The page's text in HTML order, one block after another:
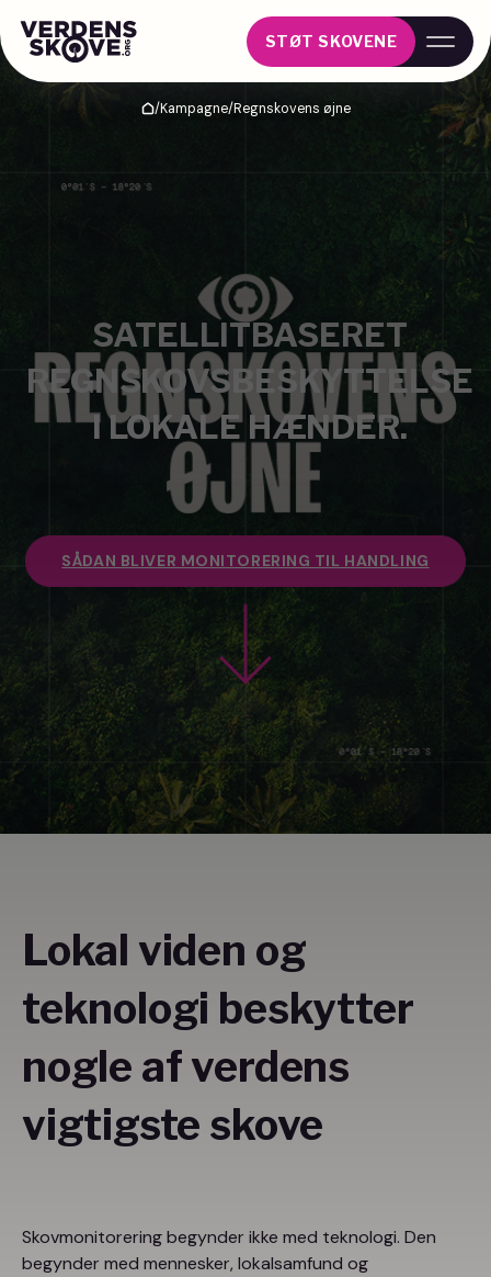
STØT SKOVENE
Hjem/Kampagne/Regnskovens øjne
SATELLITBASERET
REGNSKOVSBESKYTTELSE
I LOKALE HÆNDER.
SÅDAN BLIVER MONITORERING TIL HANDLING
Lokal viden og
teknologi beskytter
nogle af verdens
vigtigste skove
Skovmonitorering begynder ikke med teknologi. Den
begynder med mennesker, lokalsamfund og